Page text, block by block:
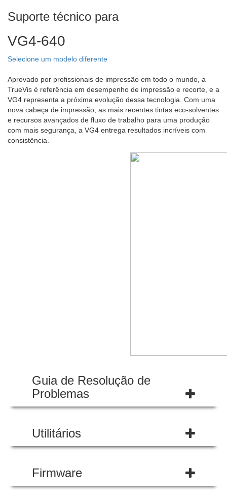
Suporte técnico para
VG4-640
Selecione um modelo diferente
Aprovado por profissionais de impressão em todo o mundo, a
TrueVis é referência em desempenho de impressão e recorte, e a
VG4 representa a próxima evolução dessa tecnologia. Com uma
nova cabeça de impressão, as mais recentes tintas eco-solventes
e recursos avançados de fluxo de trabalho para uma produção
com mais segurança, a VG4 entrega resultados incríveis com
consistência.
Guia de Resolução de
Problemas
Utilitários
Firmware